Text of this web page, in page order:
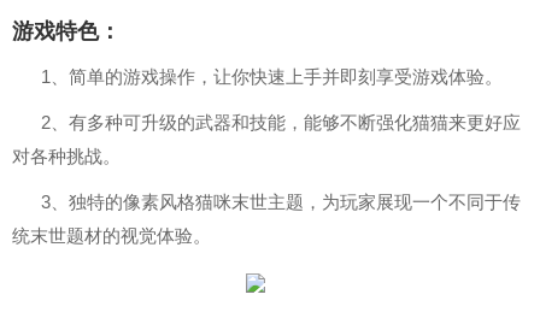
游戏特色：
1、简单的游戏操作，让你快速上手并即刻享受游戏体验。
2、有多种可升级的武器和技能，能够不断强化猫猫来更好应
对各种挑战。
3、独特的像素风格猫咪末世主题，为玩家展现一个不同于传
统末世题材的视觉体验。